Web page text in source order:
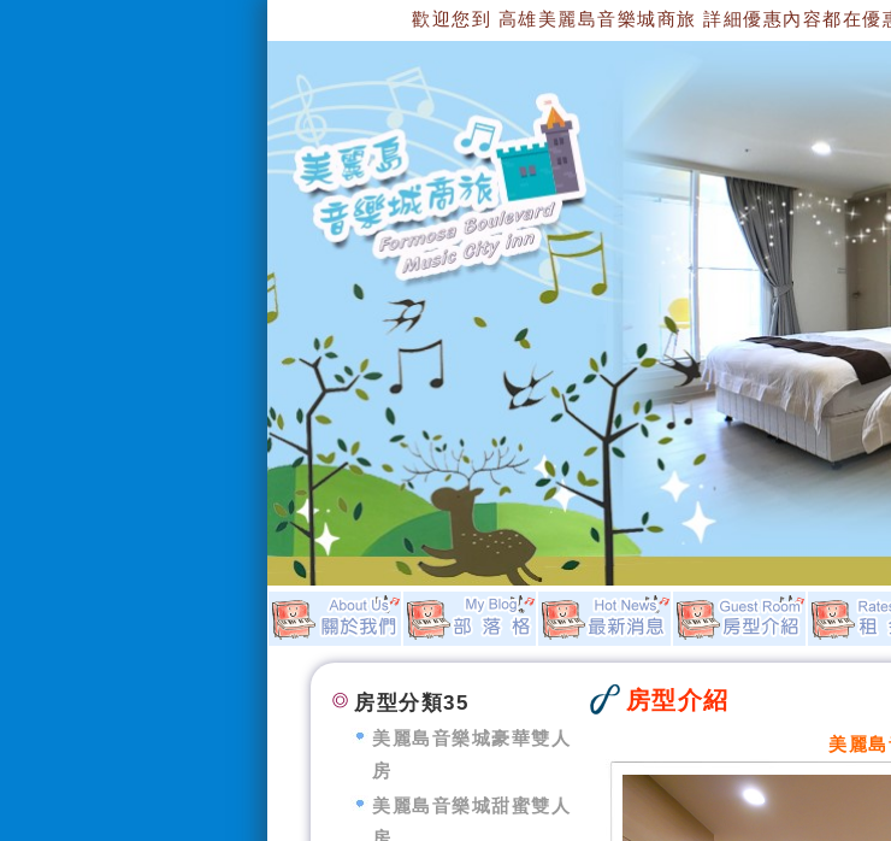
歡迎您到 高雄美麗島音樂城商旅 詳細優惠內容都在優
房型介紹
美麗
房型分類35
美麗島音樂城豪華雙人
房
美麗島音樂城甜蜜雙人